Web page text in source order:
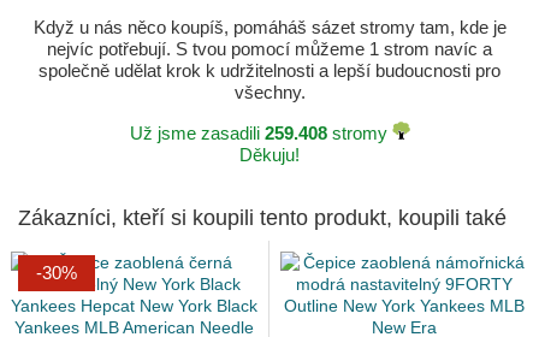
Když u nás něco koupíš, pomáháš sázet stromy tam, kde je
nejvíc potřebují. S tvou pomocí můžeme 1 strom navíc a
společně udělat krok k udržitelnosti a lepší budoucnosti pro
všechny.
Už jsme zasadili 259.408stromy
Děkuju!
Zákazníci, kteří si koupili tento produkt, koupili také
-30%